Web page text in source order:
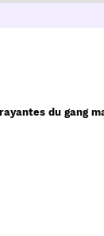
du gang